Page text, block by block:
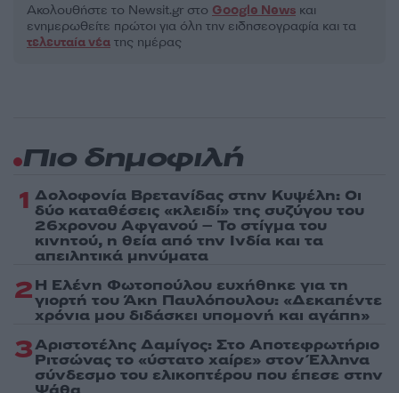
Ακολουθήστε το Νewsit.gr στο Google News και
ενημερωθείτε πρώτοι για όλη την ειδησεογραφία και τα
τελευταία νέα της ημέρας
Πιο δημοφιλή
1 Δολοφονία Βρετανίδας στην Κυψέλη: Οι
δύο καταθέσεις «κλειδί» της συζύγου του
26χρονου Αφγανού – Το στίγμα του
κινητού, η θεία από την Ινδία και τα
απειλητικά μηνύματα
2Η Ελένη Φωτοπούλου ευχήθηκε για τη
γιορτή του Άκη Παυλόπουλου: «Δεκαπέντε
χρόνια μου διδάσκει υπομονή και αγάπη»
3Αριστοτέλης Δαμίγος: Στο Αποτεφρωτήριο
Ριτσώνας το «ύστατο χαίρε» στον Έλληνα
σύνδεσμο του ελικοπτέρου που έπεσε στην